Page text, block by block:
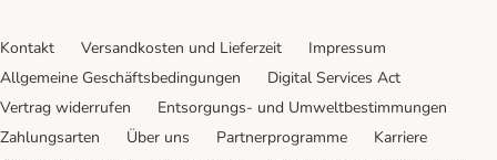
Kontakt Versandkosten und Lieferzeit
Impressum
Allgemeine Geschäftsbedingungen
Digital Services Act
Vertrag widerrufen
Entsorgungs- und Umweltbestimmungen
Zahlungsarten
Über uns Partnerprogramme
Karriere